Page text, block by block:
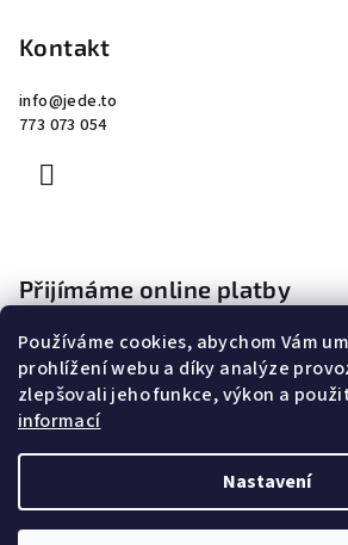
Používáme cookies, abychom Vám
prohlížení webu a díky analýze
zlepšovali jeho funkce, výkon a
informací
Nastavení
Kontakt
info@jede.to
773 073 054
Přijímáme online platby
. Všechna